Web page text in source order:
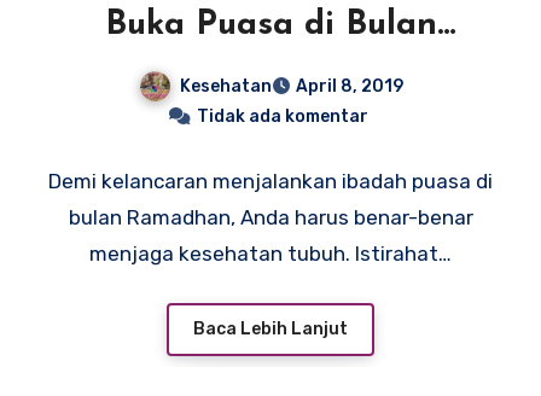
Buka Puasa di Bulan
Kesehatan
April 8, 2019
Tidak ada komentar
Demi kelancaran menjalankan ibadah puasa di
bulan Ramadhan, Anda harus benar-benar
menjaga kesehatan tubuh. Istirahat…
Baca Lebih Lanjut